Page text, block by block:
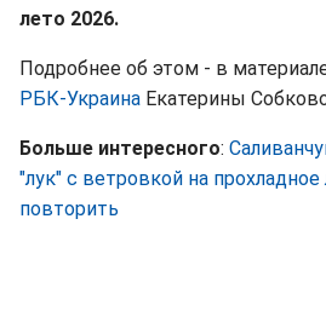
лето 2026.
Подробнее об этом - в
РБК-Украина Екатерины
Больше интересного:
"лук" с ветровкой на прохладное
повторить